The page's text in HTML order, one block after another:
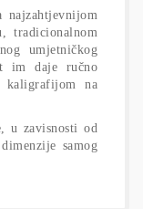
najzahtjevnijom
tradicionalnom
umjetničkog
im daje ručno
kaligrafijom na
u zavisnosti od
samog